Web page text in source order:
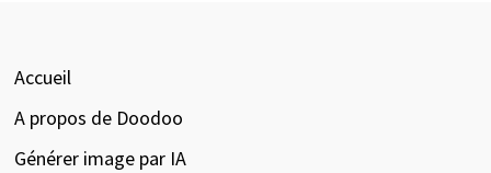
Accueil
A propos de Doodoo
Générer image par IA